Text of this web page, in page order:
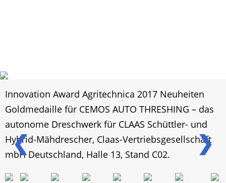
❮ ❯
Innovation Award Agritechnica 2017 Neuheiten
Goldmedaille für CEMOS AUTO THRESHING – das
autonome Dreschwerk für CLAAS Schüttler- und
Hybrid-Mähdrescher, Claas-Vertriebsgesellschaft
mbH Deutschland, Halle 13, Stand C02.